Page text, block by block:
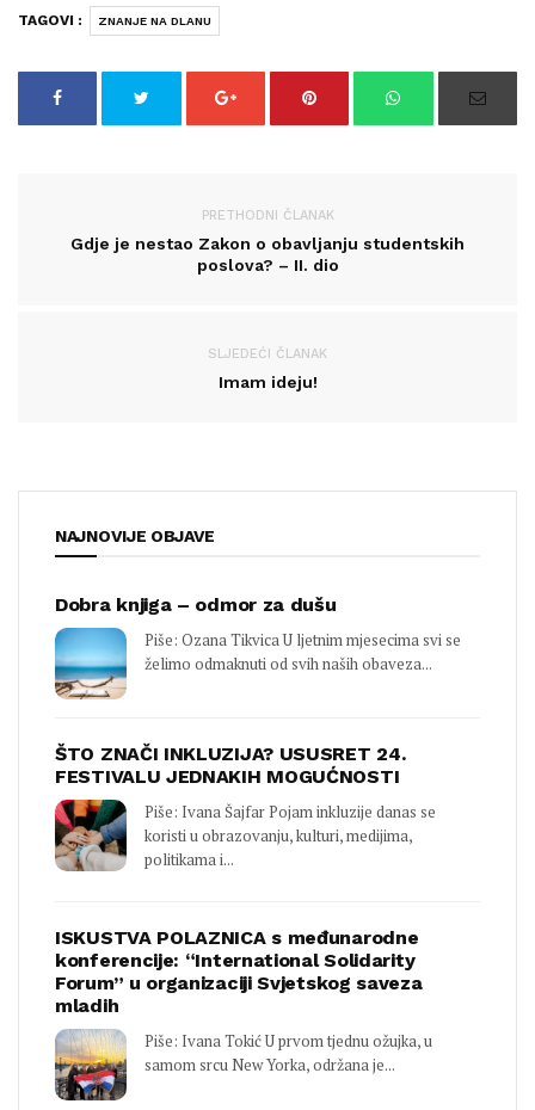
TAGOVI : ZNANJE NA DLANU
PRETHODNI ČLANAK
Gdje je nestao Zakon o obavljanju studentskih
poslova? – II. dio
SLJEDEĆI ČLANAK
Imam ideju!
NAJNOVIJE OBJAVE
Dobra knjiga – odmor za dušu
Piše: Ozana Tikvica U ljetnim mjesecima svi se
želimo odmaknuti od svih naših obaveza...
ŠTO ZNAČI INKLUZIJA? USUSRET 24.
FESTIVALU JEDNAKIH MOGUĆNOSTI
Piše: Ivana Šajfar Pojam inkluzije danas se
koristi u obrazovanju, kulturi, medijima,
politikama i...
ISKUSTVA POLAZNICA s međunarodne
konferencije: “International Solidarity
Forum” u organizaciji Svjetskog saveza
mladih
Piše: Ivana Tokić U prvom tjednu ožujka, u
samom srcu New Yorka, održana je...